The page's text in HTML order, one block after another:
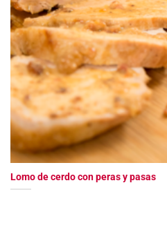
Lomo de cerdo con peras y pasas